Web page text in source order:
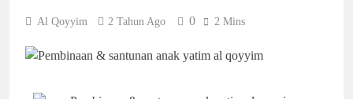
Rumah Pensiunan
Ludes Terbakar
3 Minggu Ago
Al Qoyyim 2 Tahun Ago 0 2 Mins